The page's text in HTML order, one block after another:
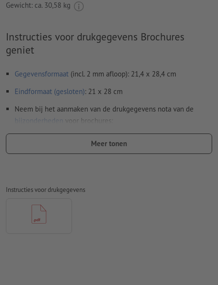
Gewicht: ca. 30,58 kg
Instructies voor drukgegevens Brochures
geniet
Gegevensformaat (incl. 2 mm afloop): 21,4 x 28,4 cm
Eindformaat (gesloten): 21 x 28 cm
Neem bij het aanmaken van de drukgegevens nota van de
bijzonderheden
voor brochures:
Paginavolgorde:
daarvoor hebben wij een pdf-bestand met doorlopende
afzonderlijke pagina's nodig
wanneer u in het lay-outprogramma met dubbele
Meer tonen
Instructies voor drukgegevens